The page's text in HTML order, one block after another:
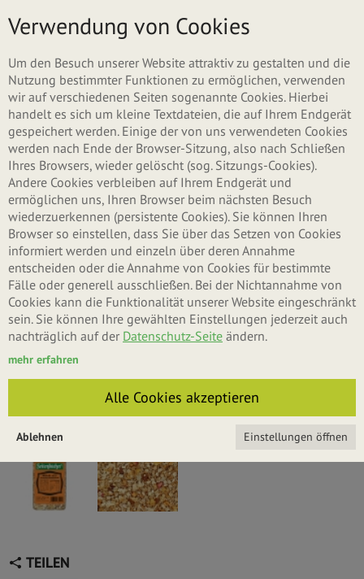
Menü
TEILEN
Verwendung von Cookies
Um den Besuch unserer Website attraktiv zu gestalten und die
Nutzung bestimmter Funktionen zu ermöglichen, verwenden
wir auf verschiedenen Seiten sogenannte Cookies. Hierbei
handelt es sich um kleine Textdateien, die auf Ihrem Endgerät
gespeichert werden. Einige der von uns verwendeten Cookies
werden nach Ende der Browser-Sitzung, also nach Schließen
Ihres Browsers, wieder gelöscht (sog. Sitzungs-Cookies).
Andere Cookies verbleiben auf Ihrem Endgerät und
ermöglichen uns, Ihren Browser beim nächsten Besuch
wiederzuerkennen (persistente Cookies). Sie können Ihren
Browser so einstellen, dass Sie über das Setzen von Cookies
informiert werden und einzeln über deren Annahme
entscheiden oder die Annahme von Cookies für bestimmte
Fälle oder generell ausschließen. Bei der Nichtannahme von
Cookies kann die Funktionalität unserer Website eingeschränkt
sein. Sie können Ihre gewählten Einstellungen jederzeit auch
nachträglich auf der Datenschutz-Seite ändern.
mehr erfahren
Alle Cookies akzeptieren
Einstellungen öffnen
Ablehnen